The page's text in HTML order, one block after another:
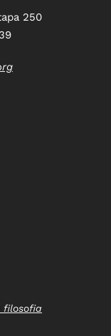
250
filosofia